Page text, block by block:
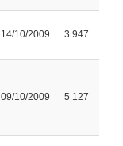
14/10/2009 3 947
09/10/2009 5 127